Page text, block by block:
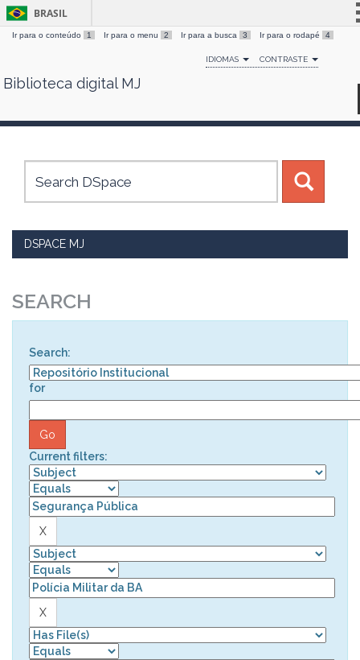
Skip
BRASIL
Simplifique!
Comunica BR
Canais
Ir para o conteúdo 1 Ir para o menu 2 Ir para a busca 3 Ir para o rodapé 4
IDIOMAS CONTRASTE
Biblioteca digital MJ
DSPACE MJ
SEARCH
Search:
for
Current filters: